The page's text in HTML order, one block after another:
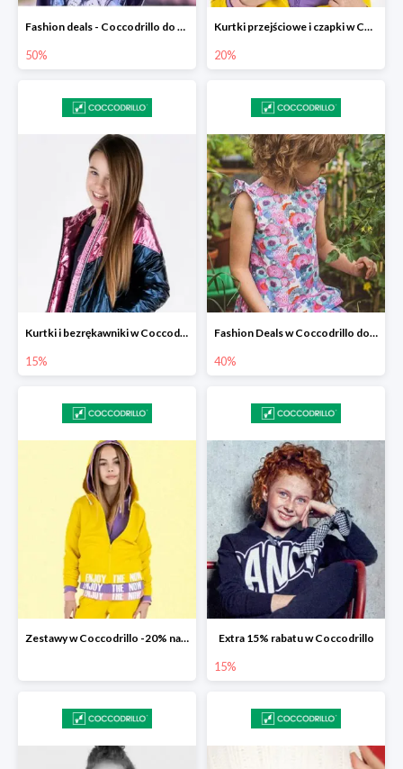
Fashion deals - Coccodrillo do -50%
50%
Kurtki przejściowe i czapki w Coccodrillo -20% przy zakupie dwóch produuktów
20%
Kurtki i bezrękawniki w Coccodrillo -15%
15%
Fashion Deals w Coccodrillo do -40%
40%
Zestawy w Coccodrillo -20% na drugą sztukę z kolekcji Everyday Extra 15% rabatu w Coccodrillo
15%